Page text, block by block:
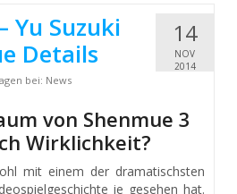
14
NOV
2014
Yu Suzuki
Details
bei: News
von Shenmue 3
Wirklichkeit?
mit einem der dramatischsten
je gesehen hat.